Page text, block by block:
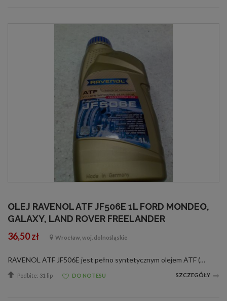
OLEJ RAVENOL ATF JF506E 1L FORD MONDEO,
GALAXY, LAND ROVER FREELANDER
36,50 zł Wrocław, woj. dolnośląskie
RAVENOL ATF JF506E jest pełno syntetycznym olejem ATF (Automatic-Transmision-Fluid), przygotowanym na bazie PAO [Polialfaoleiny] ze specjalnymi dodatkami uszlachetniającymi i inhibitorami, gwarantującymi znakomite funkcjonowanie przekładni automatyczne...
Podbite: 31 lip DO NOTESU SZCZEGÓŁY